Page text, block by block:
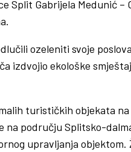
Gabrijela Medunić –
ozeleniti svoje
izdvojio ekološke
turističkih objekata
području Splitsko-
upravljanja